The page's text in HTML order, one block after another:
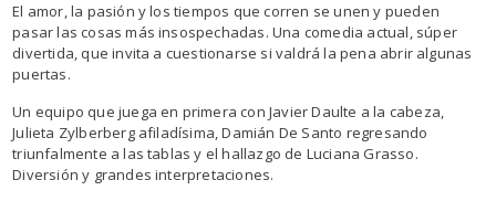
El amor, la pasión y los tiempos que corren se unen y pueden
pasar las cosas más insospechadas. Una comedia actual, súper
divertida, que invita a cuestionarse si valdrá la pena abrir algunas
puertas.
Un equipo que juega en primera con Javier Daulte a la cabeza,
Julieta Zylberberg afiladísima, Damián De Santo regresando
triunfalmente a las tablas y el hallazgo de Luciana Grasso.
Diversión y grandes interpretaciones.